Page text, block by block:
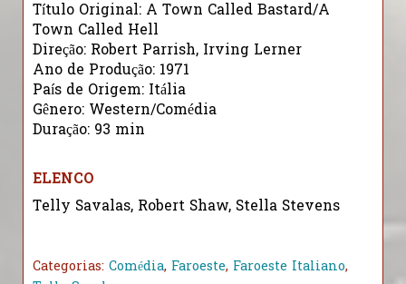
Título Original: A Town Called Bastard/A
Town Called Hell
Direção: Robert Parrish, Irving Lerner
Ano de Produção: 1971
País de Origem: Itália
Gênero: Western/Comédia
Duração: 93 min
ELENCO
Telly Savalas, Robert Shaw, Stella Stevens
Categorias: Comédia, Faroeste, Faroeste Italiano,